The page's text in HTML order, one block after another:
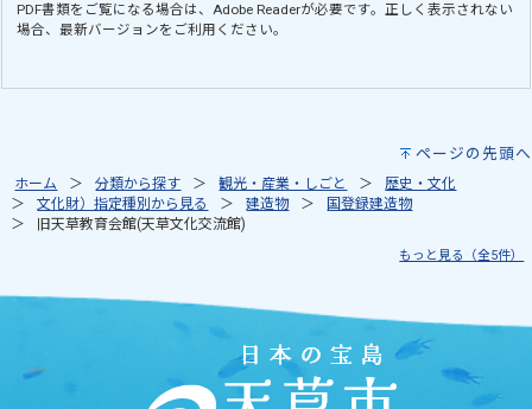
PDF書類をご覧になる場合は、Adobe Readerが必要です。正しく表示されない
場合、最新バージョンをご利用ください。
ページの先頭へ
ホーム 分類から探す 観光・産業・しごと
歴史・文化
文化財）指定種別から見る
建造物
国登録建造物
旧天草教育会館(天草文化交流館)
もっと見る（全5件）